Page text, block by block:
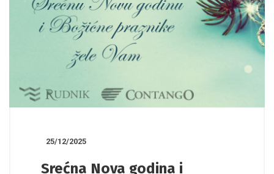
25/12/2025
Srećna Nova godina i